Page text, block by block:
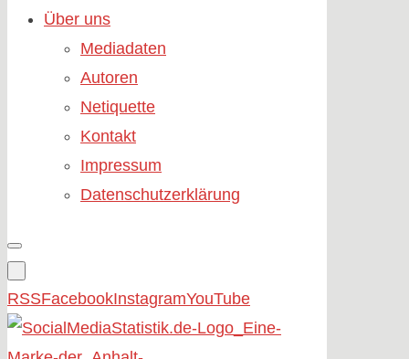
Über uns
Mediadaten
Autoren
Netiquette
Kontakt
Impressum
Datenschutzerklärung
RSSFacebookInstagramYouTube